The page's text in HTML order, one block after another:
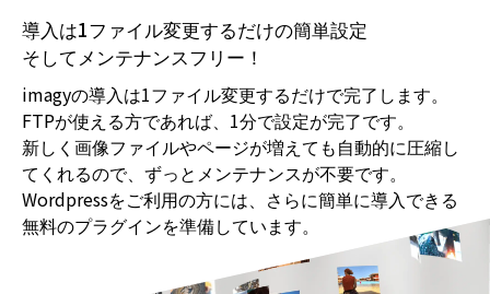
簡単設定
メンテナンス不要
導入は1ファイル変更するだけの簡単設定
そしてメンテナンスフリー！
imagyの導入は1ファイル変更するだけで完了します。
FTPが使える方であれば、1分で設定が完了です。
新しく画像ファイルやページが増えても自動的に圧縮し